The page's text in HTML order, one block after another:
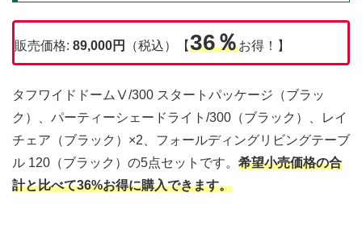
販売価格: 89,000円 （税込）【36％お得！】
タフワイドドームⅤ/300 スタートパッケージ（ブラッ
ク）、パーティーシェードライト/300（ブラック）、レイ
チェア（ブラック）×2、フォールディングリビングテーブ
ル 120（ブラック）の5点セットです。 希望小売価格の合
計と比べて36%お得に購入できます。